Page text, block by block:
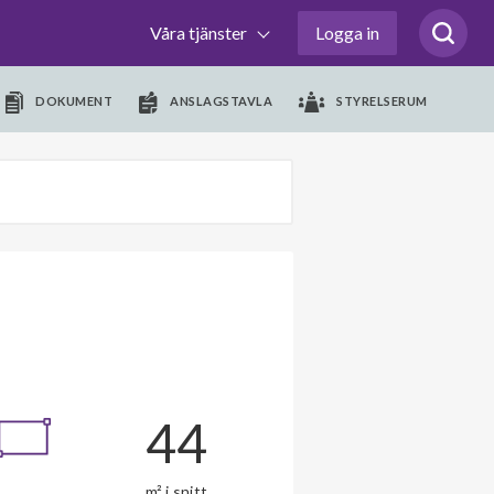
Våra tjänster Logga in
DOKUMENT ANSLAGSTAVLA STYRELSERUM
44